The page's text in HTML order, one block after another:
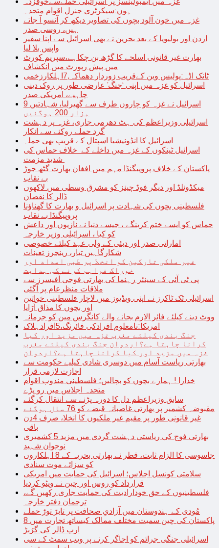
ہوں:سیکرٹری جنرل اقوام متحدہ
غزہ میں خون آلود بچوں کی تصاویر دیکھ کر آنسو آ جاتے
ہیں، روسی صدر
اردن اور بولیویا کے بعد بحرین نے بھی اسرائیل سے اپنا سفیر
واپس بلا لیا
بھارت غیر قانونی اسلحے کا گڑھ بن چکاہے،سپریم کورٹ
میں پیش رپورٹ میں انکشاف
ٹانک اڈہ:پولیس وین کےقریب زوردار دھماکہ,7اہلکارزخمی
اسرائیل کو غزہ میں اپنی ‘جنگ’ عارضی طور پر روک دینی
چاہیے، امریکی صدر
اسرائیل نے غزہ کو چاروں طرف سے گھیرلیا، شہادتیں 9
ہزار 200 ہوگئیں
اسرائیلی وزیراعظم کی ہٹ دھرمی جاری، غزہ پر دہشت
گرد حملے روکنے سے انکار
اسرائیل کا انڈونیشیا اسپتال کے قریب بھی حملہ
اسرائیل ٹینکوں کے غزہ میں داخلے کے خلاف حماس کی
پاکستان کے خلاف پروپیگنڈا مہم میں افغان بھارت گٹھ جوڑ
بے نقاب
میکڈونلڈ اور دیگر فوڈ چینز کو مشرق وسطی میں لاکھوں
ڈالر کا نقصان
فلسطینی بچوں کی شہادت پر اسرائیل و بھارت کا گھناؤنا
پروپیگنڈا بے نقاب
حماس کو ایسے ختم کرینگے ، جیسے دنیا نے نازیوں اور داعش
کو کیا ، اسرائیلی وزیر خارجہ
اماراتی صدر اور دبئی کے ولی عہد کیلئے خصوصی
شکارگاہیں تیار، رینجرز تعینات
غیر ملکی تارکین کو انخلا پر طبی امداد اور
خوراک فراہم کرنے کی ہدایت
پی ٹی آئی کے سینئر رہنما کی بھارتی فوجی آفیسرز سے
ملاقات منظرعام پر آگئی
اسرائیلی ٹک ٹاکرز نے اپنی ویڈیوز میں لاچار فلسطینی خواتین
اور بچوں کا مذاق اُڑایا
ووٹ دینے کیلئے فائر الارم بجانے والے کانگرس مین کو جرمانہ
امریکا:نامعلوم افرادکی فائرنگ،5افرادہلاک
جنگ بندی کیلئے مغرب غزہ میں مزید اور کیا
کرانا چاہتا ہے؟اردوان جنگ بندی کیلئے مغرب
غزہ میں مزید اور کیا کرانا چاہتا ہے؟اردوان
بھارتی ریاست آسام میں دوسری شادی کیلیے حکومت سے
اجازت لازمی قرار
خدارا ! ہمارے بچوں کو بچالیں؛ فلسطینی مندوب اقوام
متحدہ اجلاس میں رو پڑے
سابق وزیراعظم دل کا دورہ پڑنے سے انتقال کرگئے
مقبوضہ کشمیر پر بھارتی غاصبانہ قبضے کو 76 سال ہوگئے
غیر قانونی طور پر مقیم غیر ملکیوں کا انخلا، صرف 4دن
باقی
بھارتی فوج کی ریاستی دہشت گردی میں مزید 5 کشمیری
نوجوان شہید
جاسوسی کا الزام ثابت، قطر نے بھارتی بحریہ کے 8 اہلکاروں
کو سزائے موت سنادی
سلامتی کونسل اجلاس؛ اسرائیل کی حمایت میں امریکی
قرارداد کو روس اور چین نے ویٹو کردیا
فلسطینیوں کے حق خودارادیت کی حمایت جاری رکھیں گے،
ترجمان دفتر خارجہ
مُودی کے ہندوستان میں آزادیِ صحافت پر تابڑ توڑ حملے
پاکستان کی چین سمیت مختلف ممالک کیساتھ تجارت میں 8
ارب ڈالر کی گڑبڑ
اسرائیلی جنگی جرائم کو اجاگر کرنے پر ویب سمٹ کے سی